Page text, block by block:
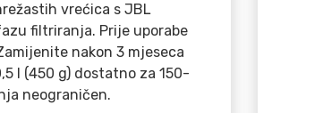
vrećica s JBL
filtriranja. Prije uporabe
nakon 3 mjeseca
l (450 g) dostatno za 150-
neograničen.